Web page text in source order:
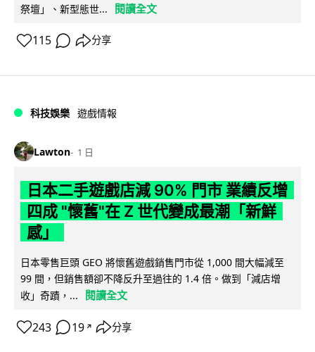
祭壇」、新型態世...
閱讀全文
115 分享
科技娛樂 遊戲情報
Lawton 1 日
日本二手遊戲店減 90% 門市 業績反增
四成 "懷舊"在 Z 世代變成最潮「新鮮
感」
日本零售巨頭 GEO 將懷舊遊戲銷售門市從 1,000 間大幅減至
99 間，但銷售額卻不降反升至過往的 1.4 倍。做到「減店增
收」奇蹟，...
閱讀全文
243 19 ↗ 分享